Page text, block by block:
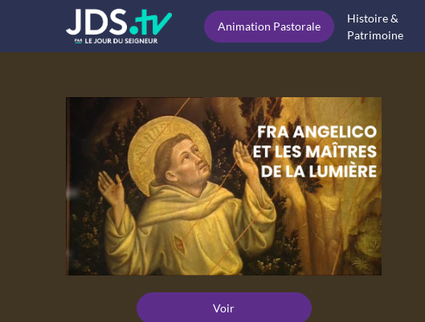
Animation Pastorale
Histoire &
Patrimoine
Voir